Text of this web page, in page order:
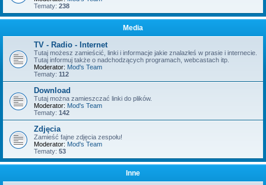
Tematy: 238
Media
TV - Radio - Internet
Tutaj możesz zamieścić, linki i informacje jakie znalazłeś w prasie i internecie.
Tutaj informuj także o nadchodzących programach, webcastach itp.
Moderator: Mod's Team
Tematy: 112
Download
Tutaj można zamieszczać linki do plików.
Moderator: Mod's Team
Tematy: 142
Zdjęcia
Zamieść fajne zdjęcia zespołu!
Moderator: Mod's Team
Tematy: 53
Inne